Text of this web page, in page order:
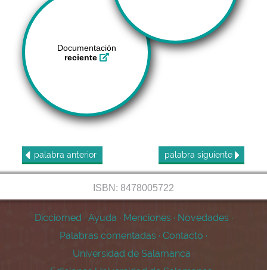
Documentación
reciente
palabra anterior palabra siguiente
ISBN: 8478005722
Dicciomed · Ayuda · Menciones · Novedades ·
Palabras comentadas · Contacto ·
Universidad de Salamanca ·